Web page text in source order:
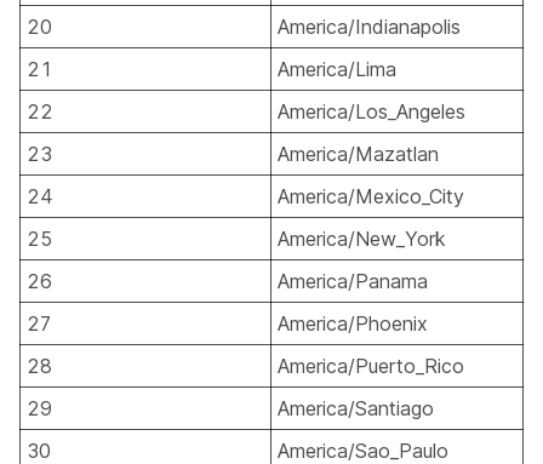
20
America/Indianapolis
21
America/Lima
22
America/Los_Angeles
23
America/Mazatlan
24
America/Mexico_City
25
America/New_York
26
America/Panama
27
America/Phoenix
28
America/Puerto_Rico
29
America/Santiago
30
America/Sao_Paulo